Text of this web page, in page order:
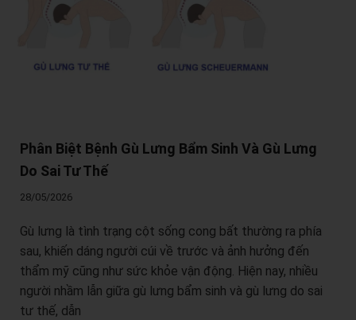
Phân Biệt Bệnh Gù Lưng Bẩm Sinh Và Gù Lưng
Do Sai Tư Thế
28/05/2026
Gù lưng là tình trạng cột sống cong bất thường ra phía
sau, khiến dáng người cúi về trước và ảnh hưởng đến
thẩm mỹ cũng như sức khỏe vận động. Hiện nay, nhiều
người nhầm lẫn giữa gù lưng bẩm sinh và gù lưng do sai
tư thế, dẫn